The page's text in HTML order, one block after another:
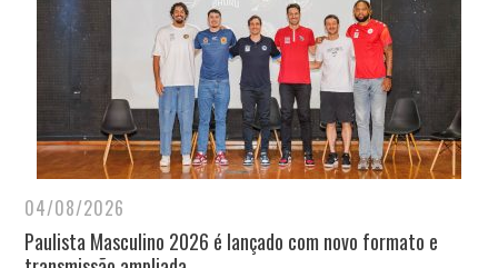
04/08/2026
Paulista Masculino 2026 é lançado com novo formato e